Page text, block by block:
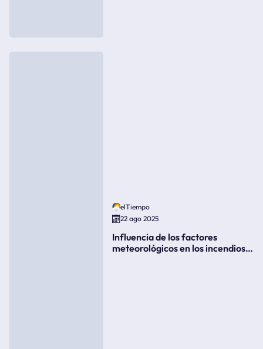
elTiempo
22 ago 2025
Influencia de los factores
meteorológicos en los incendios